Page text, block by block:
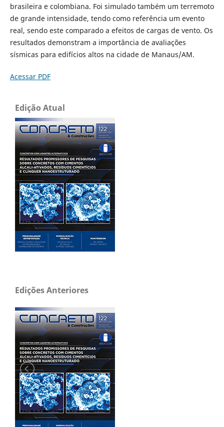
brasileira e colombiana. Foi simulado também um terremoto
de grande intensidade, tendo como referência um evento
real, sendo este comparado a efeitos de cargas de vento. Os
resultados demonstram a importância de avaliações
sísmicas para edifícios altos na cidade de Manaus/AM.
Acessar PDF
Edição Atual
Edições Anteriores